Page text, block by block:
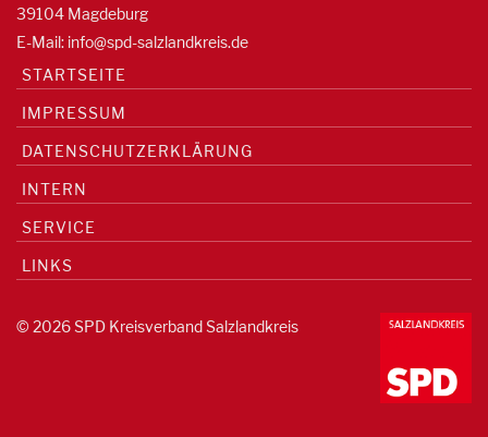
39104 Magdeburg
E-Mail: info@spd-salzlandkreis.de
STARTSEITE
IMPRESSUM
DATENSCHUTZERKLÄRUNG
INTERN
SERVICE
LINKS
© 2026 SPD Kreisverband Salzlandkreis